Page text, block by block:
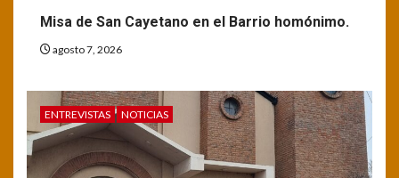
Misa de San Cayetano en el Barrio homónimo.
agosto 7, 2026
ENTREVISTAS NOTICIAS